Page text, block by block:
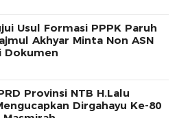
Usul Formasi PPPK Paruh
Akhyar Minta Non ASN
Dokumen
Provinsi NTB H.Lalu
Dirgahayu Ke-80